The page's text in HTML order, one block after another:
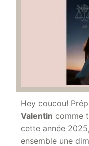
Hey coucou!
Valentin comme
cette année
ensemble une